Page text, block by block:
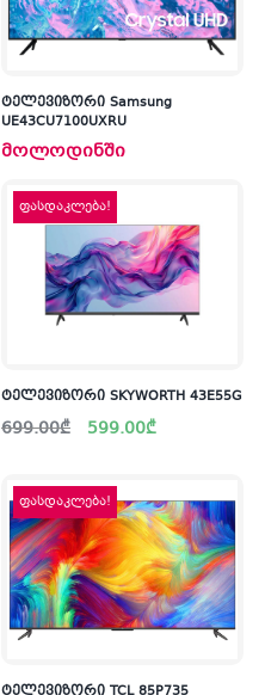
ტელევიზორი Samsung
UE43CU7100UXRU
მოლოდინში
ფასდაკლება!
ტელევიზორი SKYWORTH 43E55G
699.00₾
Original
price
599.00₾
Current
price
ფასდაკლება!